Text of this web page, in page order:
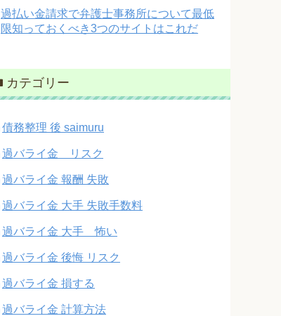
過払い金請求で弁護士事務所について最低
限知っておくべき3つのサイトはこれだ
カテゴリー
債務整理 後 saimuru
過バライ金 リスク
過バライ金 報酬 失敗
過バライ金 大手 失敗手数料
過バライ金 大手 怖い
過バライ金 後悔 リスク
過バライ金 損する
過バライ金 計算方法